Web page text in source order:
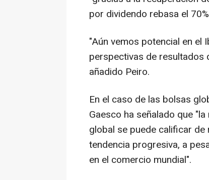
por dividendo rebasa el
"Aún vemos potencial en el
perspectivas de resultados
añadido Peiro.
En el caso de las bolsas
Gaesco ha señalado que
global se puede calificar
tendencia progresiva, a
en el comercio mundial".